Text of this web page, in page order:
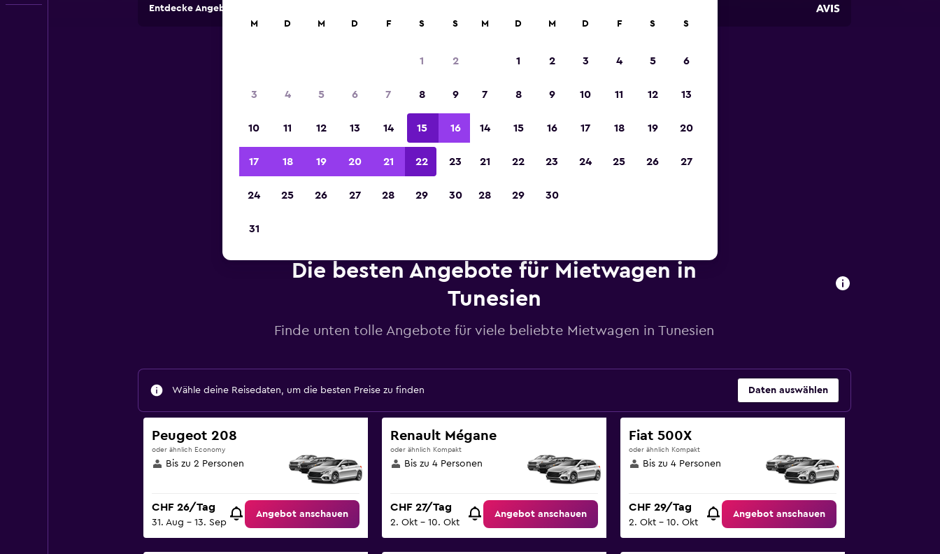
Entdecke Angebote von Autovermietungen an über 70.000 Standorten mit momondo.
Sieger 2023 gekürt
Die besten Angebote für Mietwagen in
Tunesien
Finde unten tolle Angebote für viele beliebte Mietwagen in Tunesien
Wähle deine Reisedaten, um die besten Preise zu finden Daten auswählen
Peugeot 208
oder ähnlich Economy
Bis zu 2 Personen
CHF 26/Tag
31. Aug – 13. Sep
Angebot anschauen
Renault Mégane
oder ähnlich Kompakt
Bis zu 4 Personen
CHF 27/Tag
2. Okt – 10. Okt
Angebot anschauen
Fiat 500X
oder ähnlich Kompakt
Bis zu 4 Personen
CHF 29/Tag
2. Okt – 10. Okt
Angebot anschauen
M D M D F S S
1 2
3 4 5 6 7 8 9
10 11 12 13 14 15 16
17 18 19 20 21 22 23
24 25 26 27 28 29 30
31
M D M D F S S
1 2 3 4 5 6
7 8 9 10 11 12 13
14 15 16 17 18 19 20
21 22 23 24 25 26 27
28 29 30